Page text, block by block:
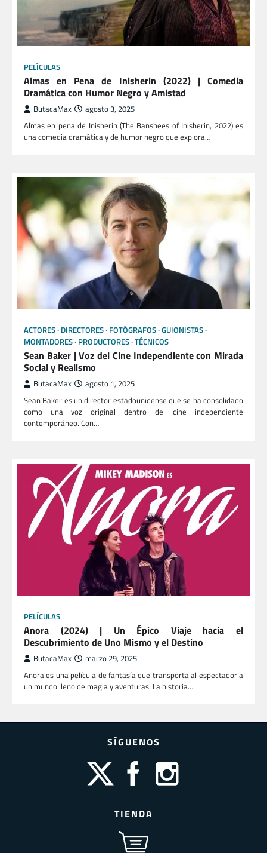
PELÍCULAS
Almas en Pena de Inisherin (2022) | Comedia
Dramática con Humor Negro y Amistad
ButacaMax agosto 3, 2025
Almas en pena de Inisherin (The Banshees of Inisherin, 2022) es
una comedia dramática y de humor negro que explora…
ACTORES DIRECTORES FOTÓGRAFOS GUIONISTAS
MONTADORES PRODUCTORES TÉCNICOS
Sean Baker | Voz del Cine Independiente con Mirada
Social y Realismo
ButacaMax agosto 1, 2025
Sean Baker es un director estadounidense que se ha consolidado
como una voz original dentro del cine independiente
contemporáneo. Con…
PELÍCULAS
Anora (2024) | Un Épico Viaje hacia el
Descubrimiento de Uno Mismo y el Destino
ButacaMax marzo 29, 2025
Anora es una película de fantasía que transporta al espectador a
un mundo lleno de magia y aventuras. La historia…
SÍGUENOS
TIENDA